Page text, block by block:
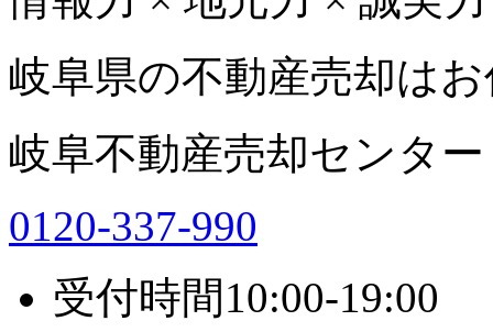
岐阜県の不動産売却は
岐阜不動産売却センター
0120-337-990
受付時間10:00-19:00